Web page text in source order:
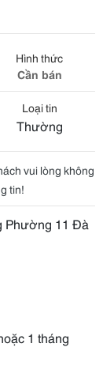
Hình thức
Cần bán
Loại tin
Thường
vui lòng không
tin!
Phường 11 Đà
1 tháng